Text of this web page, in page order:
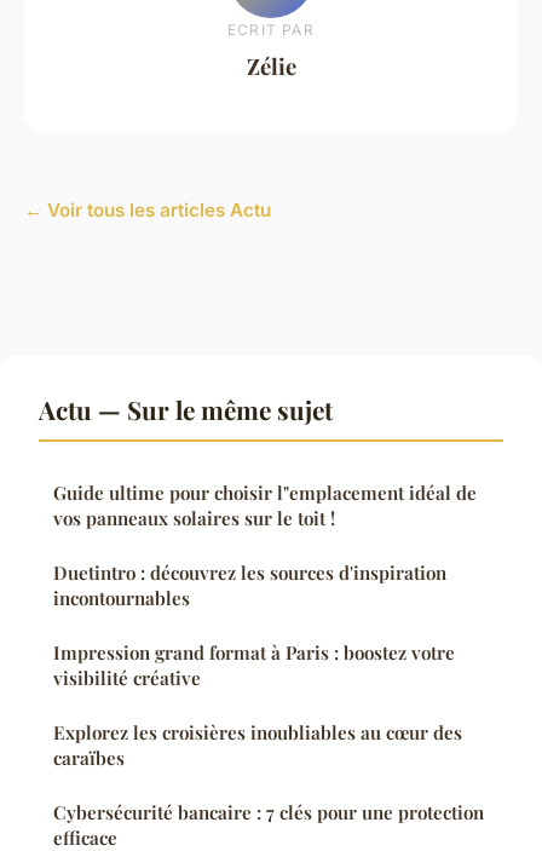
ECRIT PAR
Zélie
← Voir tous les articles Actu
Actu — Sur le même sujet
Guide ultime pour choisir l"emplacement idéal de
vos panneaux solaires sur le toit !
Duetintro : découvrez les sources d'inspiration
incontournables
Impression grand format à Paris : boostez votre
visibilité créative
Explorez les croisières inoubliables au cœur des
caraïbes
Cybersécurité bancaire : 7 clés pour une protection
efficace